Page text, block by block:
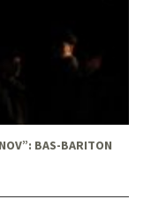
BAS-BARITON